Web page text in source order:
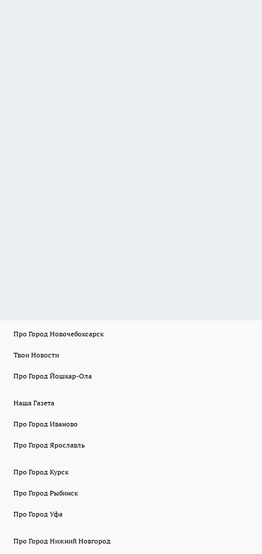
Про Город Новочебоксарск
Твои Новости
Про Город Йошкар-Ола
Наша Газета
Про Город Иваново
Про Город Ярославль
Про Город Курск
Про Город Рыбинск
Про Город Уфа
Про Город Нижний Новгород